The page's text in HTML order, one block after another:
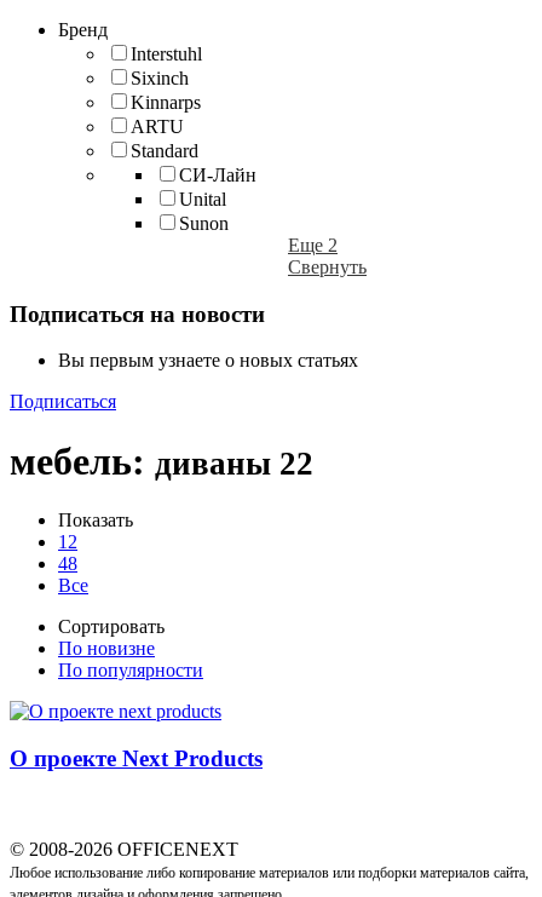
Бренд
Interstuhl
Sixinch
Kinnarps
ARTU
Standard
СИ-Лайн
Unital
Sunon
Еще 2
Свернуть
Подписаться на новости
Вы первым узнаете о новых статьях
Подписаться
мебель: диваны 22
Показать
12
48
Все
Сортировать
По новизне
По популярности
О проекте Next Products
© 2008-2026 OFFICENEXT
Любое использование либо копирование материалов или подборки материалов сайта,